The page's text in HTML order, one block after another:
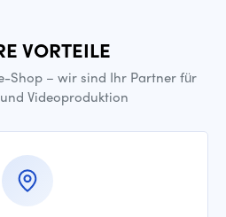
VORTEILE
Shop – wir sind Ihr Partner für
Videoproduktion